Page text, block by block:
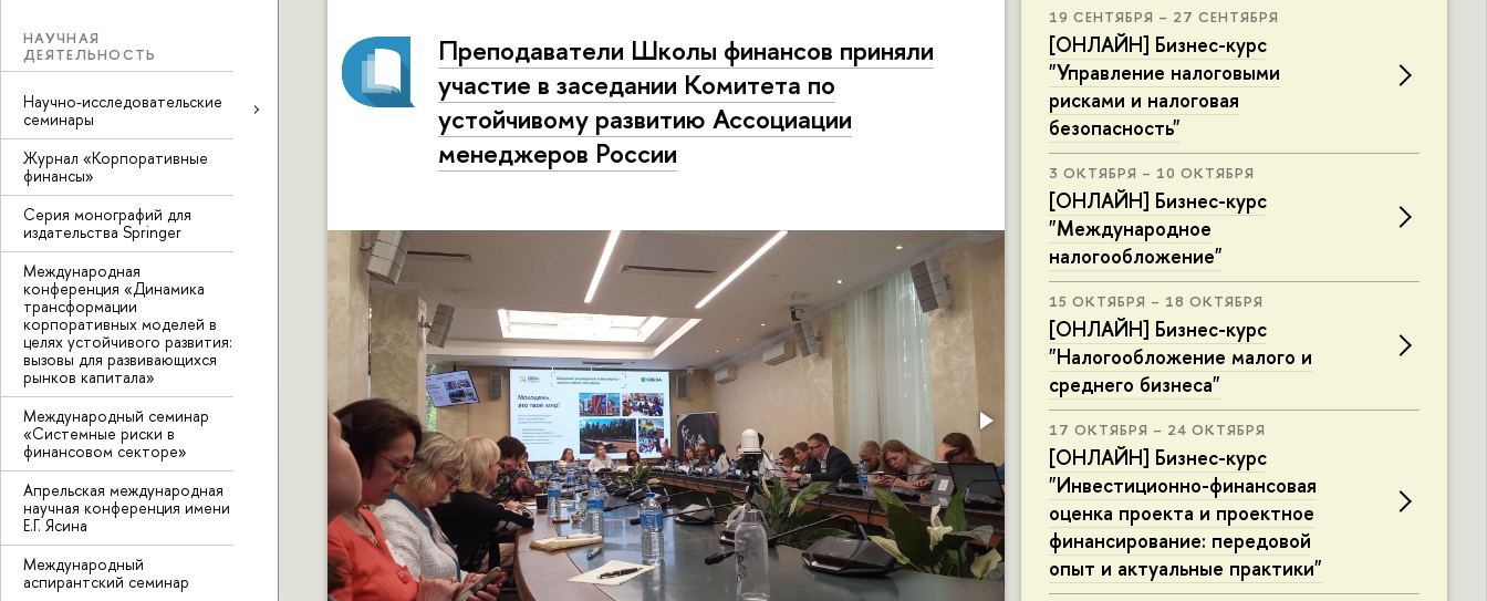
НАУЧНАЯ
ДЕЯТЕЛЬНОСТЬ
Научно-исследовательские
семинары
Журнал «Корпоративные
финансы»
Серия монографий для
издательства Springer
Международная
конференция «Динамика
трансформации
корпоративных моделей в
целях устойчивого развития:
вызовы для развивающихся
рынков капитала»
Международный семинар
«Системные риски в
финансовом секторе»
Апрельская международная
научная конференция имени
Е.Г. Ясина
Международный
аспирантский семинар
19 СЕНТЯБРЯ – 27 СЕНТЯБРЯ
[ОНЛАЙН] Бизнес-курс
"Управление налоговыми
рисками и налоговая
безопасность"
3 ОКТЯБРЯ – 10 ОКТЯБРЯ
[ОНЛАЙН] Бизнес-курс
"Международное
налогообложение"
15 ОКТЯБРЯ – 18 ОКТЯБРЯ
[ОНЛАЙН] Бизнес-курс
"Налогообложение малого и
среднего бизнеса"
17 ОКТЯБРЯ – 24 ОКТЯБРЯ
[ОНЛАЙН] Бизнес-курс
"Инвестиционно-финансовая
оценка проекта и проектное
финансирование: передовой
опыт и актуальные практики"
Преподаватели Школы финансов приняли
участие в заседании Комитета по
устойчивому развитию Ассоциации
менеджеров России